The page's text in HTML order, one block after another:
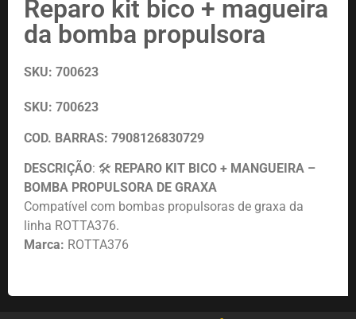
Reparo kit bico + magueira
da bomba propulsora
SKU: 700623
SKU: 700623
COD. BARRAS: 7908126830729
DESCRIÇÃO: 🛠️ REPARO KIT BICO + MANGUEIRA –
BOMBA PROPULSORA DE GRAXA
Compatível com bombas propulsoras de graxa da
linha ROTTA376.
Marca: ROTTA376